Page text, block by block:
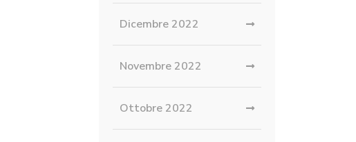
Dicembre 2022
Novembre 2022
Ottobre 2022